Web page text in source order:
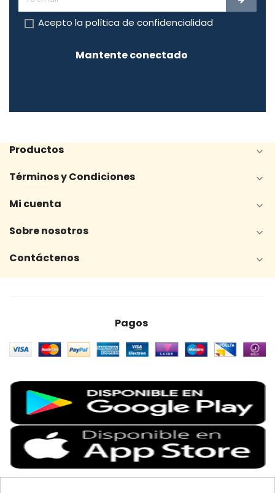
Acepto la política de confidencialidad
Mantente conectado
Productos 
Términos y Condiciones 
Mi cuenta 
Sobre nosotros 
Contáctenos 
Pagos